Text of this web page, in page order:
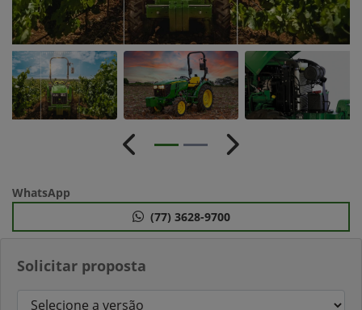
Solicitar proposta
Anterior Próximo
WhatsApp
(77) 3628-9700